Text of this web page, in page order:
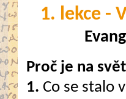
1. lekce -
Proč je na
1. Co se stalo